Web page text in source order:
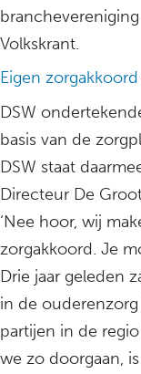
Volkskrant.
Eigen
DSW
basis van de
DSW staat
Directeur De
‘Nee hoor, wij
zorgakkoord. Je
Drie jaar geleden
in de
partijen in de
we zo doorgaan,